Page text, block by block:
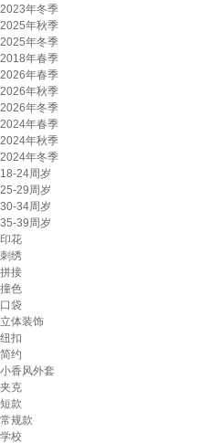
2023年冬季
2025年秋季
2025年冬季
2018年春季
2026年春季
2026年秋季
2026年冬季
2024年春季
2024年秋季
2024年冬季
18-24周岁
25-29周岁
30-34周岁
35-39周岁
印花
刺绣
拼接
撞色
口袋
立体装饰
纽扣
简约
小香风外套
夹克
短款
常规款
学校